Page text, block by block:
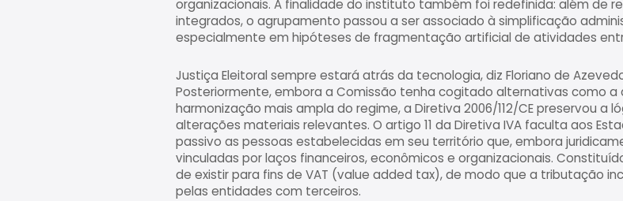
organizacionais. A finalidade do instituto também foi redefinida: além de
integrados, o agrupamento passou a ser associado à simplificação
especialmente em hipóteses de fragmentação artificial de atividades
Justiça Eleitoral sempre estará atrás da tecnologia, diz Floriano de
Posteriormente, embora a Comissão tenha cogitado alternativas como a
harmonização mais ampla do regime, a Diretiva 2006/112/CE preservou a
alterações materiais relevantes. O artigo 11 da Diretiva IVA faculta aos
passivo as pessoas estabelecidas em seu território que, embora
vinculadas por laços financeiros, econômicos e organizacionais.
de existir para fins de VAT (value added tax), de modo que a tributação
pelas entidades com terceiros.